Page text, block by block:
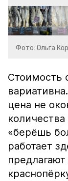
Фото: Ольга
Стоимость
цена не
«берёшь
работает